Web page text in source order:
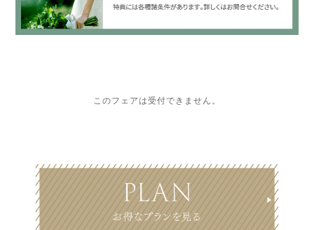
このフェアは受付できません。